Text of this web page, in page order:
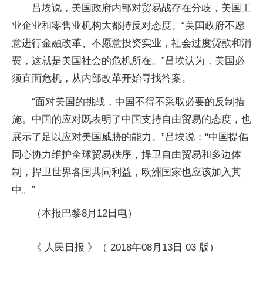
吕埃说，美国政府内部对贸易战存在分歧，美国工
业企业和零售业机构大都持反对态度。“美国政府不愿
意进行金融改革、不愿意投资实业，社会过度贷款和消
费，这就是美国社会的危机所在。”吕埃认为，美国必
须直面危机，从内部改革开始寻找答案。
“面对美国的挑战，中国不得不采取必要的反制措
施。中国的应对既表明了中国支持自由贸易的态度，也
展示了足以应对美国威胁的能力。”吕埃说：“中国提倡
同心协力维护全球贸易秩序，捍卫自由贸易和多边体
制，捍卫世界各国共同利益，欧洲国家也应该加入其
中。”
（本报巴黎8月12日电）
《 人民日报 》（ 2018年08月13日 03 版）